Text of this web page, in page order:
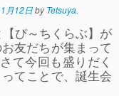
月12日byTetsuya.
ぴ～ちくらぶ】が
友だちが集まって
て今回も盛りだく
てことで、誕生会